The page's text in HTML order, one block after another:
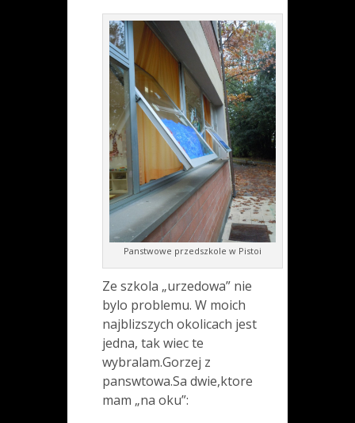
Panstwowe przedszkole w Pistoi
Ze szkola „urzedowa” nie
bylo problemu. W moich
najblizszych okolicach jest
jedna, tak wiec te
wybralam.Gorzej z
panswtowa.Sa dwie,ktore
mam „na oku”: